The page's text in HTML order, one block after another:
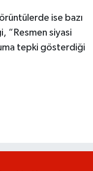
ise bazı
“Resmen siyasi
tepki gösterdiği